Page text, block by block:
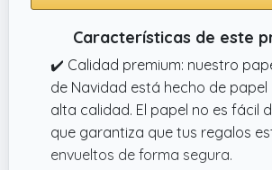
Características de este
✔️ Calidad premium: nuestro
de Navidad está hecho de papel
alta calidad. El papel no es fácil
que garantiza que tus regalos
envueltos de forma segura.